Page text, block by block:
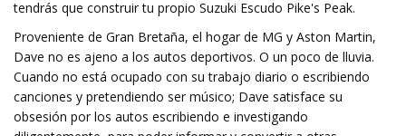
tendrás que construir tu propio Suzuki Escudo Pike's Peak.
Proveniente de Gran Bretaña, el hogar de MG y Aston Martin,
Dave no es ajeno a los autos deportivos. O un poco de lluvia.
Cuando no está ocupado con su trabajo diario o escribiendo
canciones y pretendiendo ser músico; Dave satisface su
obsesión por los autos escribiendo e investigando